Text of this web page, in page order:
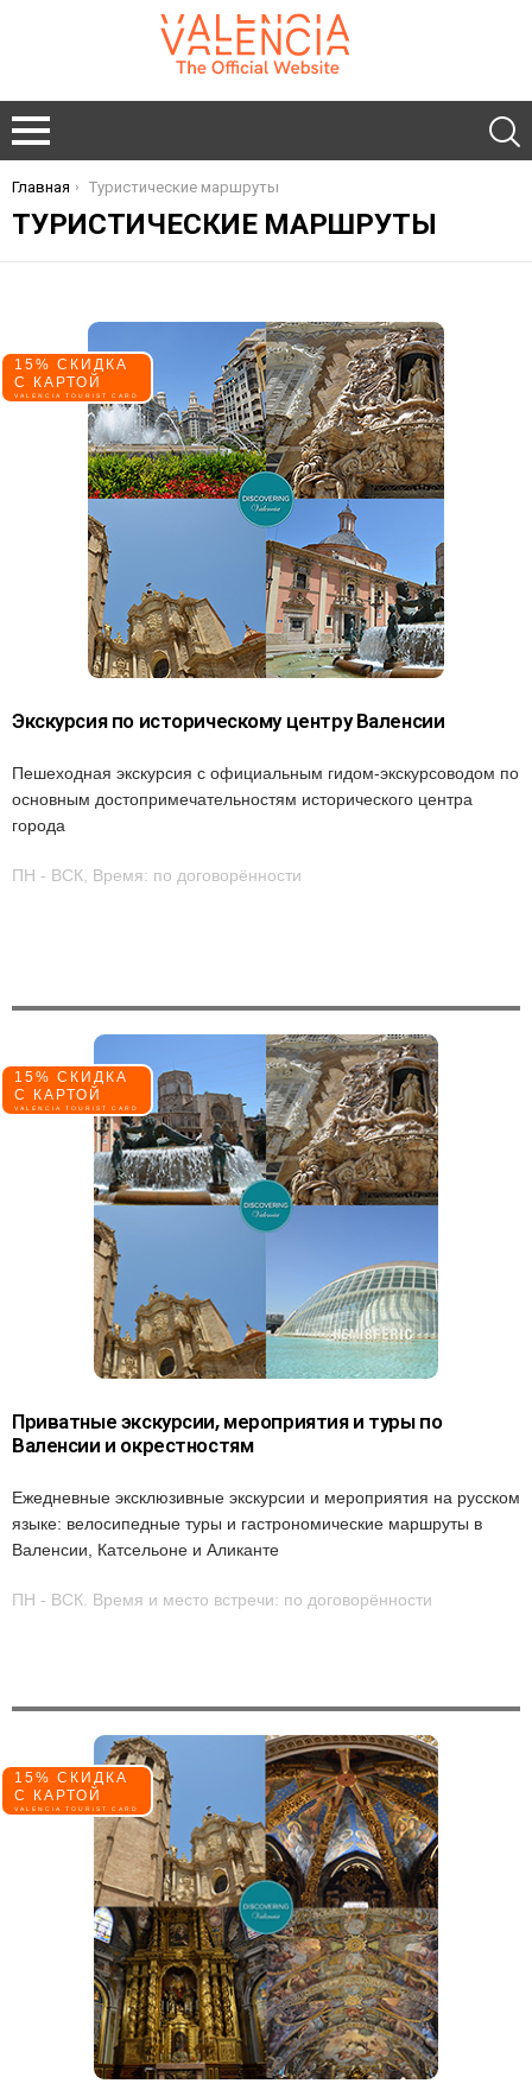
You are here:
Главная Туристические маршруты
ТУРИСТИЧЕСКИЕ МАРШРУТЫ
15% СКИДКА
С КАРТОЙ
VALENCIA TOURIST CARD
Экскурсия по историческому центру Валенсии
Пешеходная экскурсия с официальным гидом-экскурсоводом по
основным достопримечательностям исторического центра
города
ПН - ВСК, Время: по договорённости
15% СКИДКА
С КАРТОЙ
VALENCIA TOURIST CARD
Приватные экскурсии, мероприятия и туры по
Валенсии и окрестностям
Ежедневные эксклюзивные экскурсии и мероприятия на русском
языке: велосипедные туры и гастрономические маршруты в
Валенсии, Катсельоне и Аликанте
ПН - ВСК. Время и место встречи: по договорённости
15% СКИДКА
С КАРТОЙ
VALENCIA TOURIST CARD